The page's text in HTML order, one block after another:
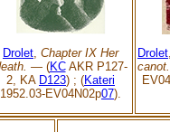
Drolet Chapter IX Her
— (KCAKR P127-
2, KA D123) ; (Kateri
1952.03-EV04N02p07).
Drolet